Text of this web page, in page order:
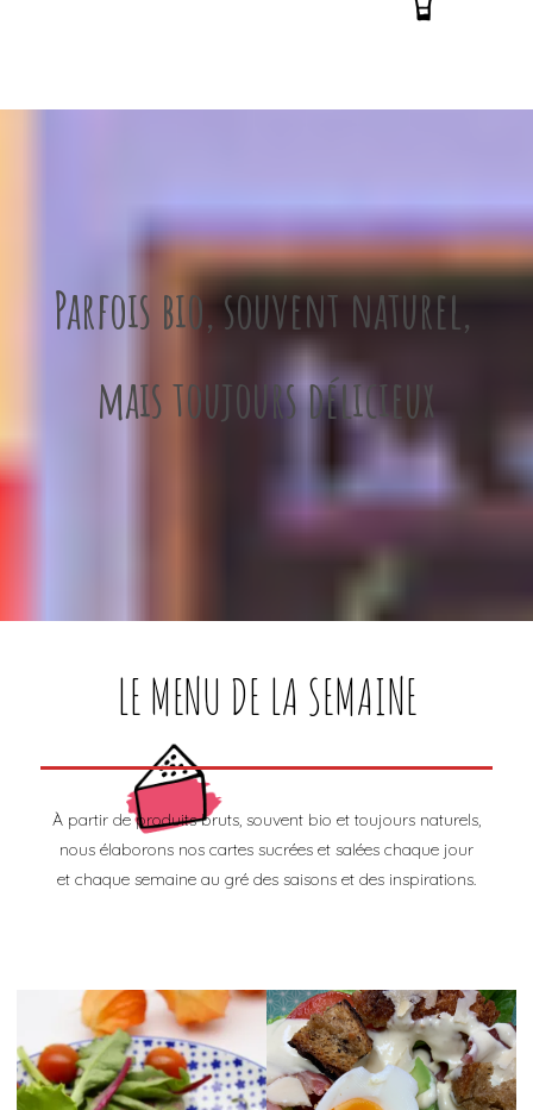
Parfois bio, souvent naturel,
mais toujours délicieux
LE MENU DE LA SEMAINE
À partir de produits bruts, souvent bio et toujours naturels,
nous élaborons nos cartes sucrées et salées chaque jour
et chaque semaine au gré des saisons et des inspirations.